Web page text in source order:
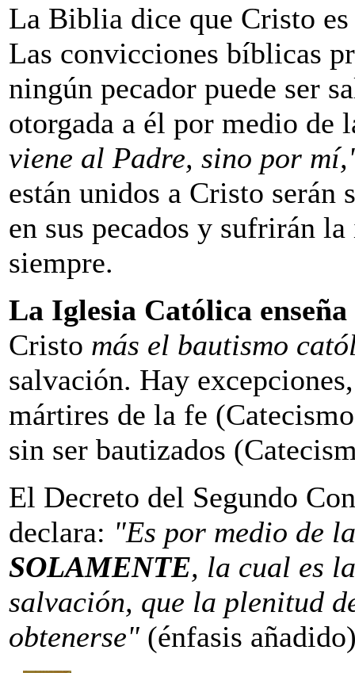
La Biblia dice que Cristo
Las convicciones bíblicas
ningún pecador puede ser
otorgada a él por medio
viene al Padre, sino por
están unidos a Cristo serán
en sus pecados y sufrirán
siempre.
La Iglesia Católica enseña
Cristo más el bautismo
salvación. Hay
mártires de la fe
sin ser bautizados
El Decreto del Segundo
declara: "Es por medio de
SOLAMENTE, la cual es
salvación, que la plenitud
obtenerse" (énfasis